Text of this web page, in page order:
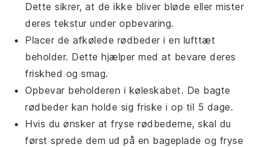
Dette sikrer, at de ikke bliver bløde eller mister
deres tekstur under opbevaring.
Placer de afkølede rødbeder i en lufttæt
beholder. Dette hjælper med at bevare deres
friskhed og smag.
Opbevar beholderen i køleskabet. De bagte
rødbeder kan holde sig friske i op til 5 dage.
Hvis du ønsker at fryserødbederne, skal du
først sprede dem ud på en bageplade og fryse